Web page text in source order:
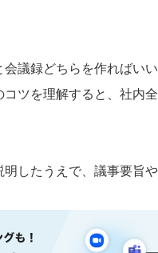
議録どちらを作ればい
ツを理解すると、社内
したうえで、議事要旨